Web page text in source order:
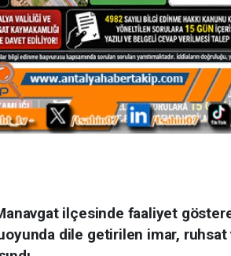
ilçesinde faaliyet
dile getirilen imar, ruhsat